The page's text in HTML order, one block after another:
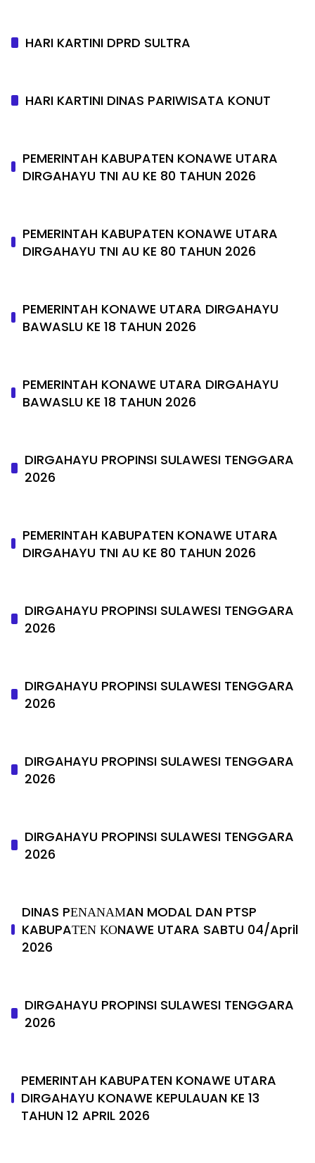
HARI KARTINI DPRD SULTRA
HARI KARTINI DINAS PARIWISATA KONUT
PEMERINTAH KABUPATEN KONAWE UTARA
DIRGAHAYU TNI AU KE 80 TAHUN 2026
PEMERINTAH KABUPATEN KONAWE UTARA
DIRGAHAYU TNI AU KE 80 TAHUN 2026
PEMERINTAH KONAWE UTARA DIRGAHAYU
BAWASLU KE 18 TAHUN 2026
PEMERINTAH KONAWE UTARA DIRGAHAYU
BAWASLU KE 18 TAHUN 2026
DIRGAHAYU PROPINSI SULAWESI TENGGARA
2026
PEMERINTAH KABUPATEN KONAWE UTARA
DIRGAHAYU TNI AU KE 80 TAHUN 2026
DIRGAHAYU PROPINSI SULAWESI TENGGARA
2026
DIRGAHAYU PROPINSI SULAWESI TENGGARA
2026
DIRGAHAYU PROPINSI SULAWESI TENGGARA
2026
DIRGAHAYU PROPINSI SULAWESI TENGGARA
2026
DINAS PΕΝΑΝΑΜAN MODAL DAN PTSP
KABUPAΤΕΝ ΚΟNAWE UTARA SABTU 04/April
2026
DIRGAHAYU PROPINSI SULAWESI TENGGARA
2026
PEMERINTAH KABUPATEN KONAWE UTARA
DIRGAHAYU KONAWE KEPULAUAN KE 13
TAHUN 12 APRIL 2026